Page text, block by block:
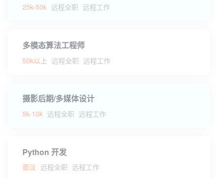
25k-50k 远程全职 远程工作
多模态算法工程师
50k以上 远程全职 远程工作
摄影后期/多媒体设计
5k-10k 远程全职 远程工作
Python 开发
面议 远程全职 远程工作